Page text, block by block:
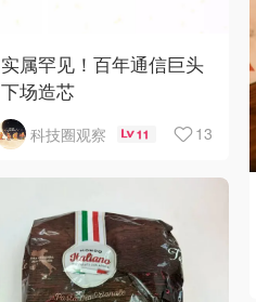
实属罕见！百年通信巨头
下场造芯
科技圈观察 11 13